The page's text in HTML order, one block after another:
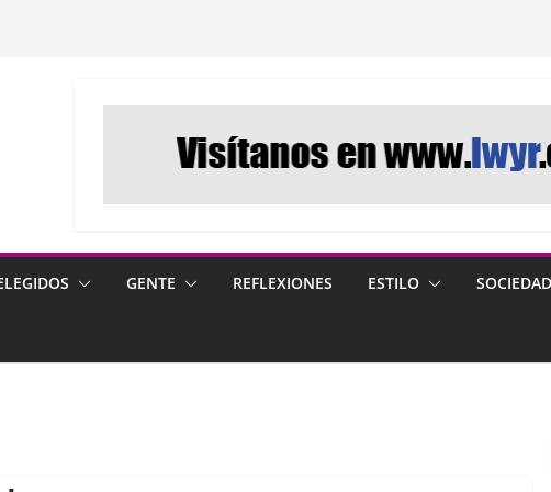
GENTE REFLEXIONES ESTILO SOCIEDAD